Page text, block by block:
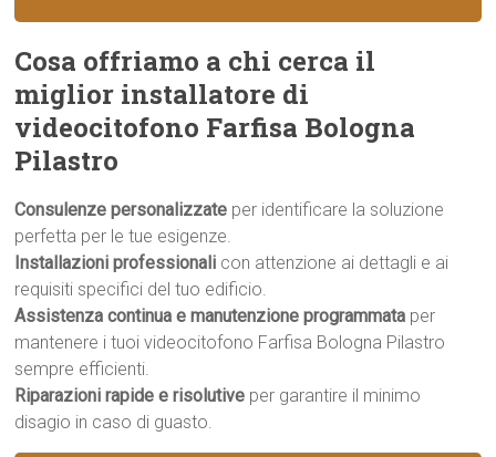
Cosa offriamo a chi cerca il
miglior installatore di
videocitofono Farfisa Bologna
Pilastro
Consulenze personalizzate per identificare la soluzione
perfetta per le tue esigenze.
Installazioni professionali con attenzione ai dettagli e ai
requisiti specifici del tuo edificio.
Assistenza continua e manutenzione programmata per
mantenere i tuoi videocitofono Farfisa Bologna Pilastro
sempre efficienti.
Riparazioni rapide e risolutive per garantire il minimo
disagio in caso di guasto.